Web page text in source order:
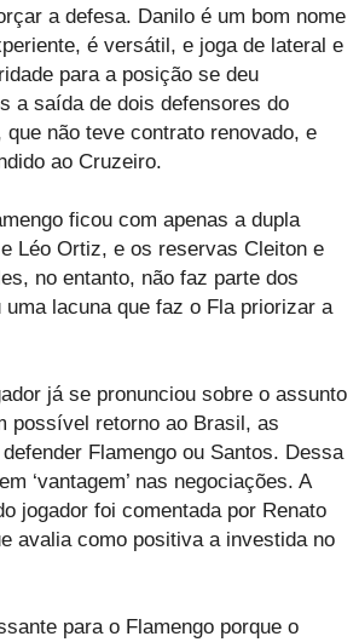
a defesa. Danilo é um bom nome
é versátil, e joga de lateral e
para a posição se deu
a saída de dois defensores do
não teve contrato renovado, e
ao Cruzeiro.
ficou com apenas a dupla
Léo Ortiz, e os reservas Cleiton e
no entanto, não faz parte dos
uma lacuna que faz o Fla priorizar a
já se pronunciou sobre o assunto
possível retorno ao Brasil, as
Flamengo ou Santos. Dessa
‘vantagem’ nas negociações. A
jogador foi comentada por Renato
avalia como positiva a investida no
para o Flamengo porque o